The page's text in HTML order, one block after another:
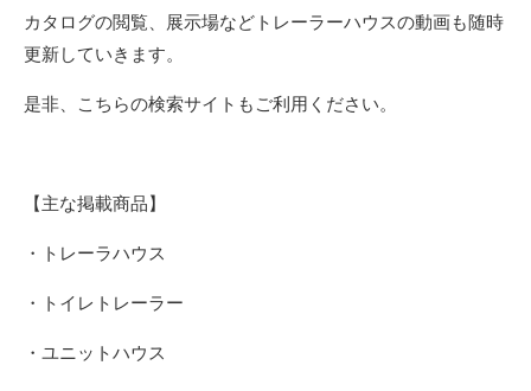
カタログの閲覧、展示場などトレーラーハウスの動画も随時
更新していきます。
是非、こちらの検索サイトもご利用ください。
【主な掲載商品】
・トレーラハウス
・トイレトレーラー
・ユニットハウス